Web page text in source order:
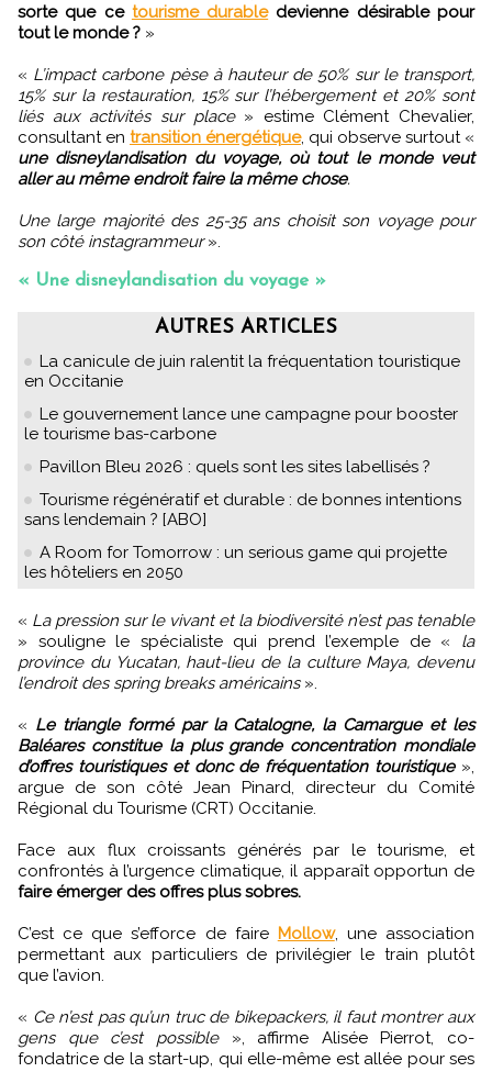
sorte que ce tourisme durable devienne désirable pour
tout le monde ? »
« L’impact carbone pèse à hauteur de 50% sur le transport,
15% sur la restauration, 15% sur l’hébergement et 20% sont
liés aux activités sur place» estime Clément Chevalier,
consultant en transition énergétique, qui observe surtout «
une disneylandisation du voyage, où tout le monde veut
aller au même endroit faire la même chose.
Une large majorité des 25-35 ans choisit son voyage pour
son côté instagrammeur».
« Une disneylandisation du voyage »
AUTRES ARTICLES
La canicule de juin ralentit la fréquentation touristique
en Occitanie
Le gouvernement lance une campagne pour booster
le tourisme bas-carbone
Pavillon Bleu 2026 : quels sont les sites labellisés ?
Tourisme régénératif et durable : de bonnes intentions
sans lendemain ? [ABO]
A Room for Tomorrow : un serious game qui projette
les hôteliers en 2050
«
La pression sur le vivant et la biodiversité n’est pas tenable
» souligne le spécialiste qui prend l’exemple de « la
province du Yucatan, haut-lieu de la culture Maya, devenu
l’endroit des spring breaks américains».
« Le triangle formé par la Catalogne, la Camargue et les
Baléares constitue la plus grande concentration mondiale
d’offres touristiques et donc de fréquentation touristique»,
argue de son côté Jean Pinard, directeur du Comité
Régional du Tourisme (CRT) Occitanie.
Face aux flux croissants générés par le tourisme, et
confrontés à l’urgence climatique, il apparaît opportun de
faire émerger des offres plus sobres.
C’est ce que s’efforce de faire Mollow, une association
permettant aux particuliers de privilégier le train plutôt
que l’avion.
« Ce n’est pas qu’un truc de bikepackers, il faut montrer aux
gens que c’est possible», affirme Alisée Pierrot, co-
fondatrice de la start-up, qui elle-même est allée pour ses